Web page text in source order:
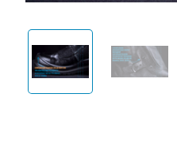
Открыть изображение